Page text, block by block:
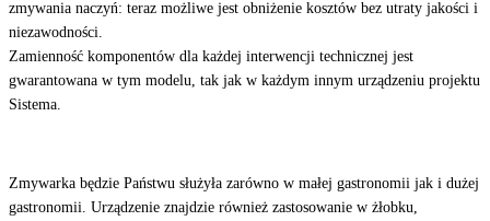
zmywania naczyń: teraz możliwe jest obniżenie kosztów bez utraty jakości i
niezawodności.
Zamienność komponentów dla każdej interwencji technicznej jest
gwarantowana w tym modelu, tak jak w każdym innym urządzeniu projektu
Sistema.
Zmywarka będzie Państwu służyła zarówno w małej gastronomii jak i dużej
gastronomii. Urządzenie znajdzie również zastosowanie w żłobku,